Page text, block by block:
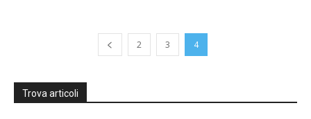
2 3 4
Trova articoli